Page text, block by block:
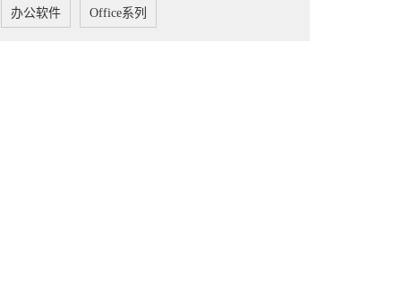
办公软件 Office系列